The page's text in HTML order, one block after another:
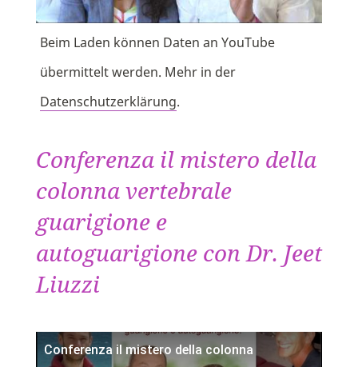
Beim Laden können Daten an YouTube
übermittelt werden. Mehr in der
Datenschutzerklärung.
Conferenza il mistero della
colonna vertebrale
guarigione e
autoguarigione con Dr. Jeet
Liuzzi
Conferenza il mistero della colonna